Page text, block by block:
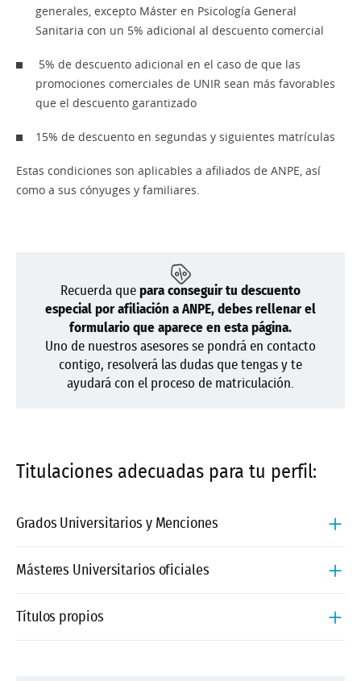
generales, excepto Máster en Psicología General
Sanitaria con un 5% adicional al descuento comercial
5% de descuento adicional en el caso de que las
promociones comerciales de UNIR sean más favorables
que el descuento garantizado
15% de descuento en segundas y siguientes matrículas
Estas condiciones son aplicables a afiliados de ANPE, así
como a sus cónyuges y familiares.
Recuerda quepara conseguir tu descuento
especial por afiliación a ANPE, debes rellenar el
formulario que aparece en esta página.
Uno de nuestros asesores se pondrá en contacto
contigo, resolverá las dudas que tengas y te
ayudará con el proceso de matriculación.
Titulaciones adecuadas para tu perfil:
Grados Universitarios y Menciones
Grado en Maestro en Educación Primaria
Másteres Universitarios oficiales
Máster Universitario en Formación del Profesorado
Títulos propios